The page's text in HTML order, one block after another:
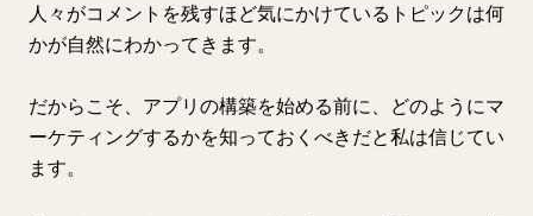
人々がコメントを残すほど気にかけているトピックは何
かが自然にわかってきます。
だからこそ、アプリの構築を始める前に、どのようにマ
ーケティングするかを知っておくべきだと私は信じてい
ます。